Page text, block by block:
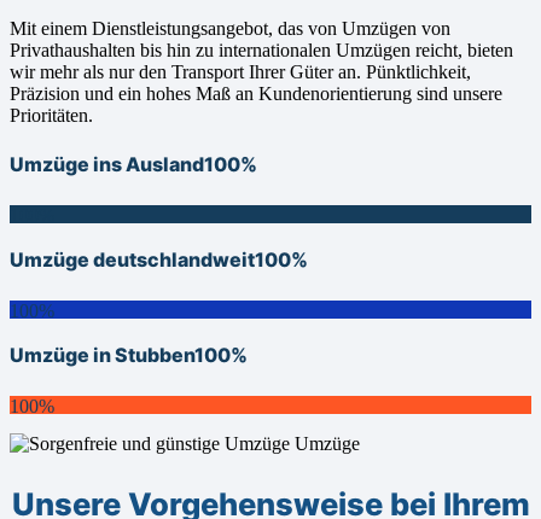
Mit einem Dienstleistungsangebot, das von Umzügen von
Privathaushalten bis hin zu internationalen Umzügen reicht, bieten
wir mehr als nur den Transport Ihrer Güter an. Pünktlichkeit,
Präzision und ein hohes Maß an Kundenorientierung sind unsere
Prioritäten.
Umzüge ins Ausland100%
Umzüge deutschlandweit100%
100%
Umzüge in Stubben100%
100%
Unsere Vorgehensweise bei Ihrem